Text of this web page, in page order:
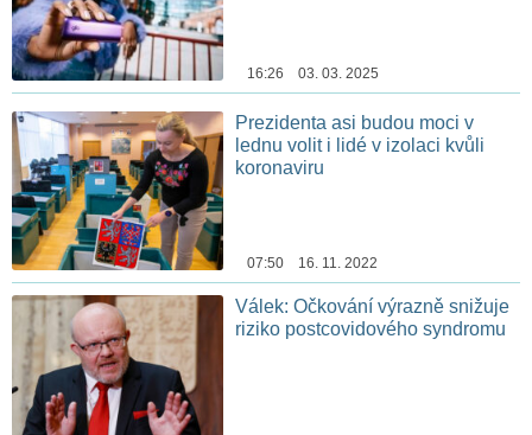
16:26 03. 03. 2025
Prezidenta asi budou moci v
lednu volit i lidé v izolaci kvůli
koronaviru
07:50 16. 11. 2022
Válek: Očkování výrazně snižuje
riziko postcovidového syndromu